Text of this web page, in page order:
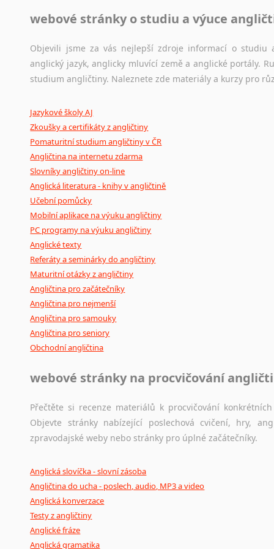
Jazykový korpus je elektronický soubor autentických
původního zdroje textu.
Ostatní pomůcky pro překladatele
poradny a pravidla
webové stránky o studiu a výuce
Objevili jsme za vás nejlepší zdroje informací o studiu
anglický jazyk, anglicky mluvící země a anglické portály.
studium angličtiny. Naleznete zde materiály a kurzy pro
Jazykové školy AJ
Zkoušky a certifikáty z angličtiny
Pomaturitní studium angličtiny v ČR
Angličtina na internetu zdarma
Slovníky angličtiny on-line
Anglická literatura - knihy v angličtině
Učební pomůcky
Mobilní aplikace na výuku angličtiny
PC programy na výuku angličtiny
Anglické texty
Referáty a seminárky do angličtiny
Maturitní otázky z angličtiny
Angličtina pro začátečníky
Angličtina pro nejmenší
Angličtina pro samouky
Angličtina pro seniory
Obchodní angličtina
webové stránky na procvičování
Přečtěte si recenze materiálů k procvičování
Objevte stránky nabízející poslechová cvičení, hry,
zpravodajské weby nebo stránky pro úplné začátečníky.
Anglická slovíčka - slovní zásoba
Angličtina do ucha - poslech, audio, MP3 a video
Anglická konverzace
Testy z angličtiny
Anglické fráze
Anglická gramatika